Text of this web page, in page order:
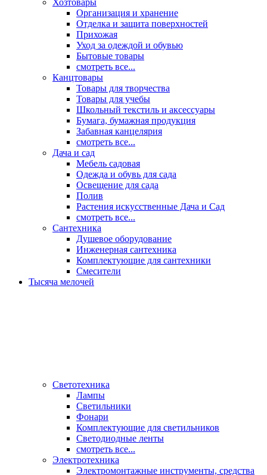
Хозтовары
Организация и хранение
Отделка и защита поверхностей
Прихожая
Уход за одеждой и обувью
Бытовые товары
смотреть все...
Канцтовары
Товары для творчества
Товары для учебы
Школьный текстиль и аксессуары
Бумага, бумажная продукция
Забавная канцелярия
смотреть все...
Дача и сад
Мебель садовая
Одежда и обувь для сада
Освещение для сада
Полив
Растения искусственные Дача и Сад
смотреть все...
Сантехника
Душевое оборудование
Инженерная сантехника
Комплектующие для сантехники
Смесители
Тысяча мелочей
Светотехника
Лампы
Светильники
Фонари
Комплектующие для светильников
Светодиодные ленты
смотреть все...
Электротехника
Электромонтажные инструменты, средства